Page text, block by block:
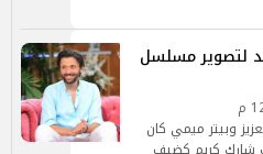
لتصوير مسلسل
وبيتر ميمي كان